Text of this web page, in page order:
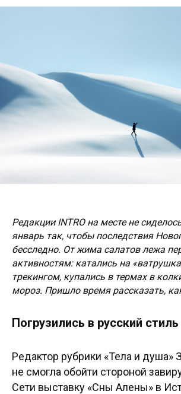
Редакции INTRO на месте не
январь так, чтобы последствия
бесследно. От жима салатов лежа
активностям: катались на
трекингом, купались в термах в
мороз. Пришло время рассказать,
Погрузились в русский стиль
Редактор рубрики «Тела и душа»
не смогла обойти стороной
Сети выставку «Сны Алены» в